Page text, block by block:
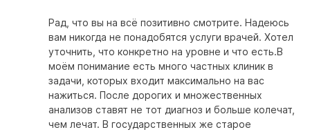
Рад, что вы на всё позитивно смотрите. Надеюсь
вам никогда не понадобятся услуги врачей. Хотел
уточнить, что конкретно на уровне и что есть.В
моём понимание есть много частных клиник в
задачи, которых входит максимально на вас
нажиться. После дорогих и множественных
анализов ставят не тот диагноз и больше колечат,
чем лечат. В государственных же старое